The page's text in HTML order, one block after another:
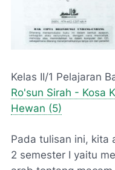
Kelas II/1 Pelajaran
Ro'sun Sirah - Kosa
Hewan (5)
Pada tulisan ini, kita
2 semester I yaitu